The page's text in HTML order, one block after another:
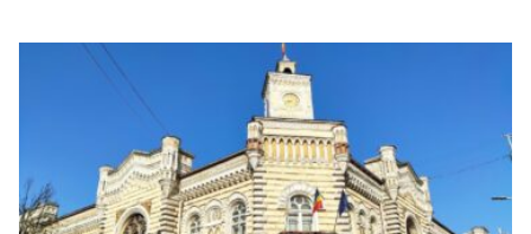
Fotografie
+ Încarcă imagine
Link media
+ Link media